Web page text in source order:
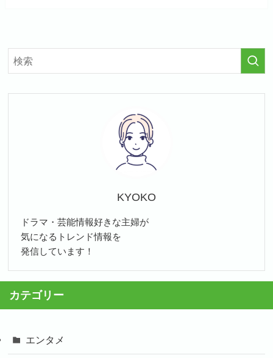
KYOKO
ドラマ・芸能情報好きな主婦が
気になるトレンド情報を
発信しています！
カテゴリー
エンタメ